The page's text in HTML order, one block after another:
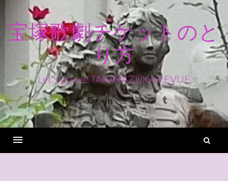
ン
ス
キ
ッ
宝塚歌劇チケットのと
り方
Let's go see TAKARAZUKA REVUE
Facebook
TwitterGoogle+LinkedinInstagram
YoutubePinterest
Tumblr